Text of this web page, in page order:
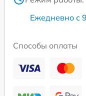
Ежедневно с
Способы оплаты